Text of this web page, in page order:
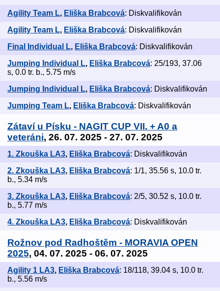
Agility Team L, Eliška Brabcová: Diskvalifikován
Agility Team L, Eliška Brabcová: Diskvalifikován
Final Individual L, Eliška Brabcová: Diskvalifikován
Jumping Individual L, Eliška Brabcová: 25/193, 37.06
s, 0.0 tr. b., 5.75 m/s
Jumping Individual L, Eliška Brabcová: Diskvalifikován
Jumping Team L, Eliška Brabcová: Diskvalifikován
Zátaví u Písku - NAGIT CUP VII. + A0 a
veteráni, 26. 07. 2025 - 27. 07. 2025
1. Zkouška LA3, Eliška Brabcová: Diskvalifikován
2. Zkouška LA3, Eliška Brabcová: 1/1, 35.56 s, 10.0 tr.
b., 5.34 m/s
3. Zkouška LA3, Eliška Brabcová: 2/5, 30.52 s, 10.0 tr.
b., 5.77 m/s
4. Zkouška LA3, Eliška Brabcová: Diskvalifikován
Rožnov pod Radhoštěm - MORAVIA OPEN
2025, 04. 07. 2025 - 06. 07. 2025
Agility 1 LA3, Eliška Brabcová: 18/118, 39.04 s, 10.0 tr.
b., 5.56 m/s